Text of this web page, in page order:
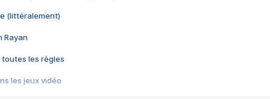
(littéralement)
Rayan
toutes les règles
les jeux vidéo